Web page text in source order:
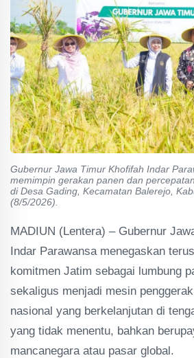
Gubernur Jawa Timur Khofifah Indar
memimpin gerakan panen dan
di Desa Gading, Kecamatan Balerejo,
(8/5/2026).
MADIUN (Lentera) – Gubernur
Indar Parawansa menegaskan
komitmen Jatim sebagai lumbung
sekaligus menjadi mesin
nasional yang berkelanjutan di
yang tidak menentu, bahkan
mancanegara atau pasar global.